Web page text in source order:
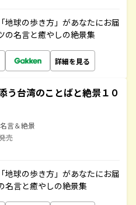
地球の歩き方」があなたにお届
の名言と癒やしの絶景集
詳細を見る
う台湾のことばと絶景１０
言＆絶景
売
地球の歩き方」があなたにお届
名言と癒やしの絶景集